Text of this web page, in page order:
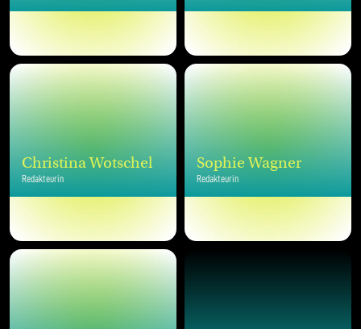
Christina Wotschel
Redakteurin
Sophie Wagner
Redakteurin